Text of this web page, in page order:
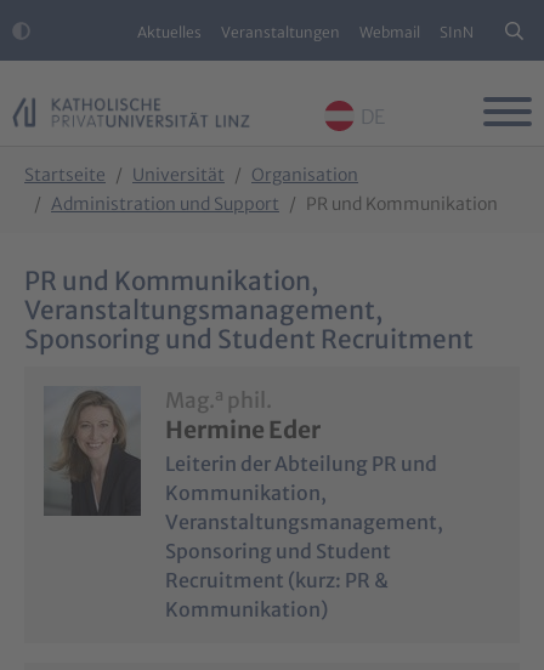
Aktuelles Veranstaltungen Webmail SInN
DE
Startseite Universität
Organisation
Administration und Support
PR und Kommunikation
PR und Kommunikation,
Veranstaltungsmanagement,
Sponsoring und Student Recruitment
Mag.a phil.
Hermine Eder
Leiterin der Abteilung PR und
Kommunikation,
Veranstaltungsmanagement,
Sponsoring und Student
Recruitment (kurz: PR &
Kommunikation)